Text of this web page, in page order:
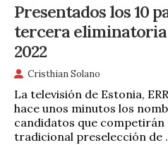
Presentados los 10
tercera eliminatoria
2022
Cristhian Solano
La televisión de Estonia,
hace unos minutos los
candidatos que competirán
tradicional preselección de